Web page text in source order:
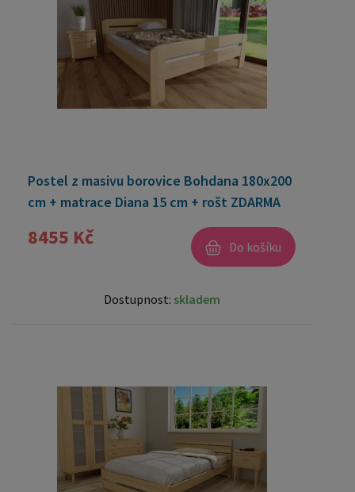
Postel z masivu borovice Bohdana 180x200
cm + matrace Diana 15 cm + rošt ZDARMA
8455 Kč Do košíku
Dostupnost: skladem